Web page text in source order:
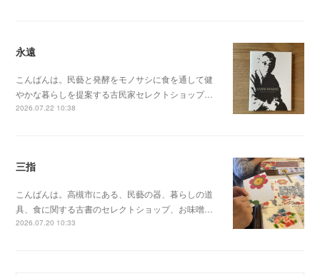
永遠
こんばんは。民藝と発酵をモノサシに食を通して健
やかな暮らしを提案する古民家セレクトショップ…
2026.07.22 10:38
三指
こんばんは。高槻市にある、民藝の器、暮らしの道
具、食に関する古書のセレクトショップ、お味噌…
2026.07.20 10:33